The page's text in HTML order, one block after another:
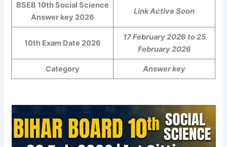
BSEB 10th Social Science
Answer key 2026
Link Active Soon
10th Exam Date 2026
17 February 2026 to 25
February 2026
Category Answer key